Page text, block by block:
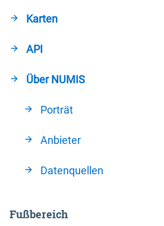
Karten
API
Über NUMIS
Porträt
Anbieter
Datenquellen
Fußbereich